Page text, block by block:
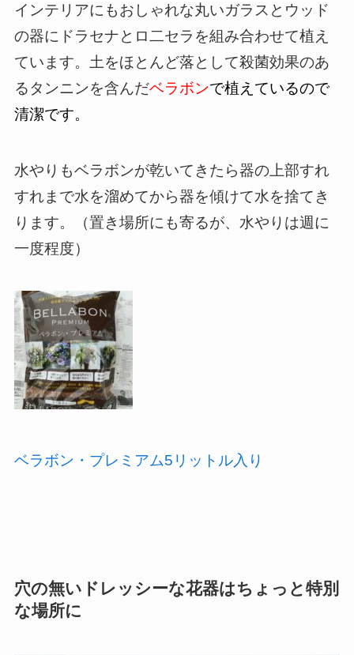
インテリアにもおしゃれな丸いガラスとウッド
の器にドラセナとロ二セラを組み合わせて植え
ています。土をほとんど落として殺菌効果のあ
るタンニンを含んだベラボンで植えているので
清潔です。
水やりもベラボンが乾いてきたら器の上部すれ
すれまで水を溜めてから器を傾けて水を捨てき
ります。（置き場所にも寄るが、水やりは週に
一度程度）
ベラボン・プレミアム5リットル入り
穴の無いドレッシーな花器はちょっと特別
な場所に